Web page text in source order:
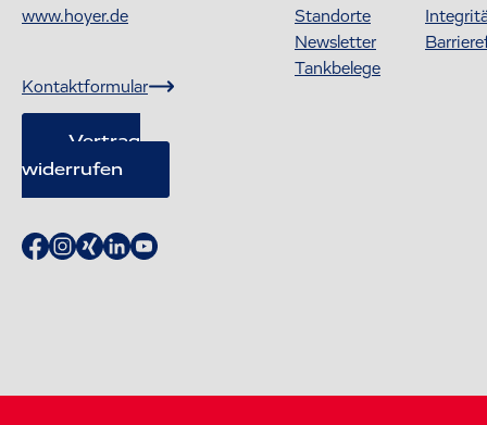
www.hoyer.de
Kontaktformular
Vertrag
widerrufen
Standorte
Newsletter
Tankbelege